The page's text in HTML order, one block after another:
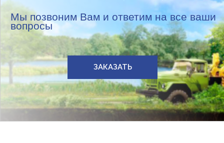
Мы позвоним Вам и ответим на все ваши
вопросы
ЗАКАЗАТЬ